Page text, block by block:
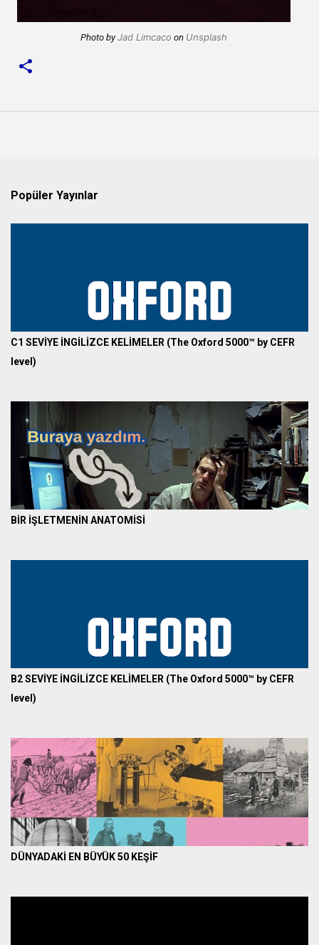
Photo byJad Limcaco on Unsplash
Popüler Yayınlar
C1 SEVİYE İNGİLİZCE KELİMELER (The Oxford 5000™ by CEFR
level)
BİR İŞLETMENİN ANATOMİSİ
B2 SEVİYE İNGİLİZCE KELİMELER (The Oxford 5000™ by CEFR
level)
DÜNYADAKİ EN BÜYÜK 50 KEŞİF